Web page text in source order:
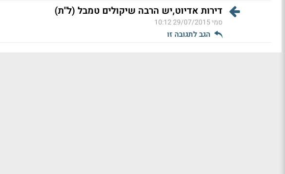
דירות אדיוט,יש הרבה שיקולים טמבל (ל"ת)
סמי29/07/2015 10:12
הגב לתגובה זו